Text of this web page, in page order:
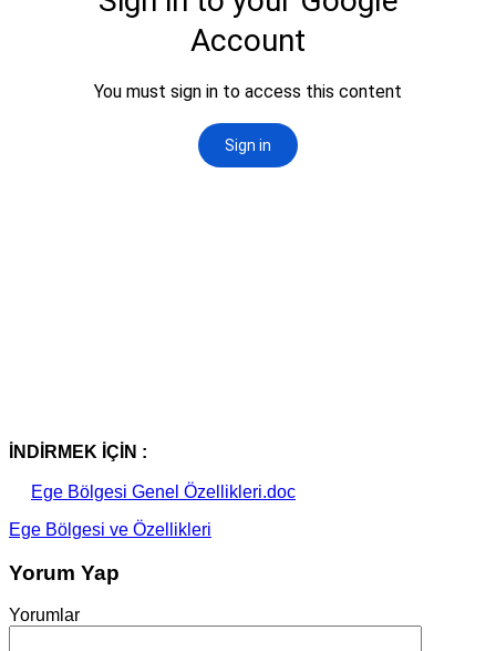
İNDİRMEK İÇİN :
Ege Bölgesi Genel Özellikleri.doc
Ege Bölgesi ve Özellikleri
Yorum Yap
Yorumlar